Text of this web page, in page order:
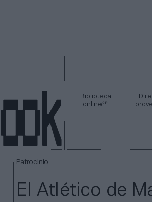
Biblioteca
online2P
Patrocinio
El Atlético de